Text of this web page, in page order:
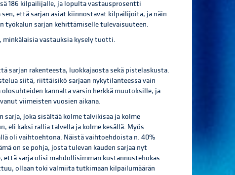
186 kilpailijalle, ja lopulta vastausprosentti
että sarjan asiat kiinnostavat kilpailijoita, ja näin
työkalun sarjan kehittämiselle tulevaisuuteen.
minkälaisia vastauksia kysely tuotti.
sarjan rakenteesta, luokkajaosta sekä pistelaskusta.
siitä, riittäisikö sarjaan nykytilanteessa vain
kannalta varsin herkkä muutoksille, ja
viimeisten vuosien aikana.
joka sisältää kolme talvikisaa ja kolme
eli kaksi rallia talvella ja kolme kesällä. Myös
oli vaihtoehtona. Näistä vaihtoehdoista n. 40%
on se pohja, josta tulevan kauden sarjaa nyt
että sarja olisi mahdollisimman kustannustehokas
ollaan toki valmiita tutkimaan kilpailumäärän